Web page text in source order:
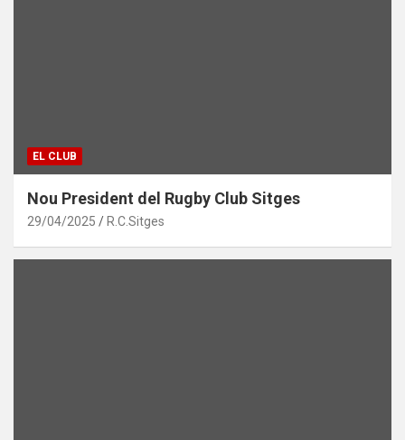
EL CLUB
Nou President del Rugby Club Sitges
29/04/2025 R.C.Sitges